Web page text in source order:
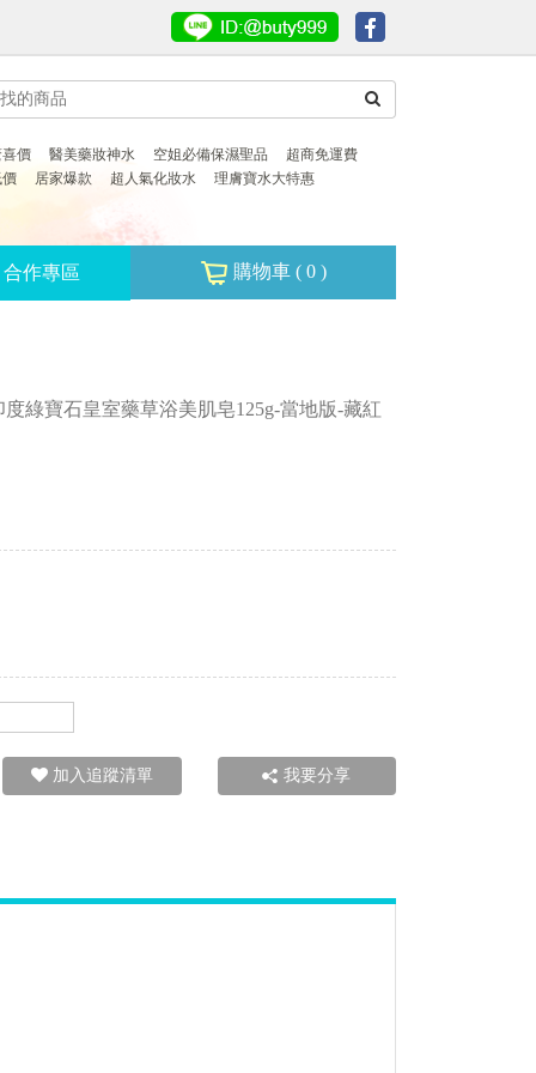
喜價 醫美藥妝神水 空姐必備保濕聖品
超商免運費
居家爆款 超人氣化妝水 理膚寶水大特惠
合作專區 購物車 ( 0 )
綠寶石皇室藥草浴美肌皂125g-當地版-藏紅
加入追蹤清單 我要分享